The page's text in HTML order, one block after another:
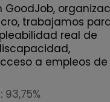
GoodJob,
trabajamos
real de
a empleos de
93,75%